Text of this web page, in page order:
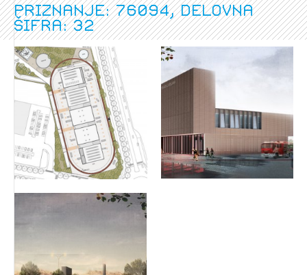
registriranim uporabnikom. Da lahko do nje
Priznanje: 76094, delovna
šifra: 32